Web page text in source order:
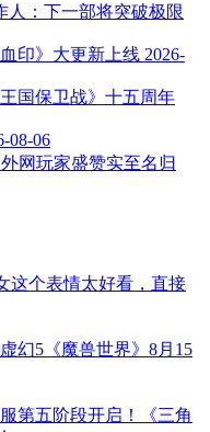
人：下一部将突破极限
印》大更新上线 2026-
国保卫战》十五周年
08-06
网玩家盛赞实至名归
这个表情太好看，直接
幻5《魔兽世界》8月15
第五阶段开启！《三角